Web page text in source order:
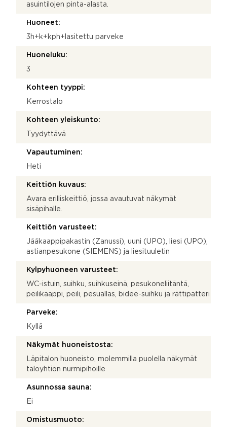
asuintilojen pinta-alasta.
Huoneet:
3h+k+kph+lasitettu parveke
Huoneluku:
3
Kohteen tyyppi:
Kerrostalo
Kohteen yleiskunto:
Tyydyttävä
Vapautuminen:
Heti
Keittiön kuvaus:
Avara erilliskeittiö, jossa avautuvat näkymät
sisäpihalle.
Keittiön varusteet:
Jääkaappipakastin (Zanussi), uuni (UPO), liesi (UPO),
astianpesukone (SIEMENS) ja liesituuletin
Kylpyhuoneen varusteet:
WC-istuin, suihku, suihkuseinä, pesukoneliitäntä,
peilikaappi, peili, pesuallas, bidee-suihku ja rättipatteri
Parveke:
Kyllä
Näkymät huoneistosta:
Läpitalon huoneisto, molemmilla puolella näkymät
taloyhtiön nurmipihoille
Asunnossa sauna:
Ei
Omistusmuoto: